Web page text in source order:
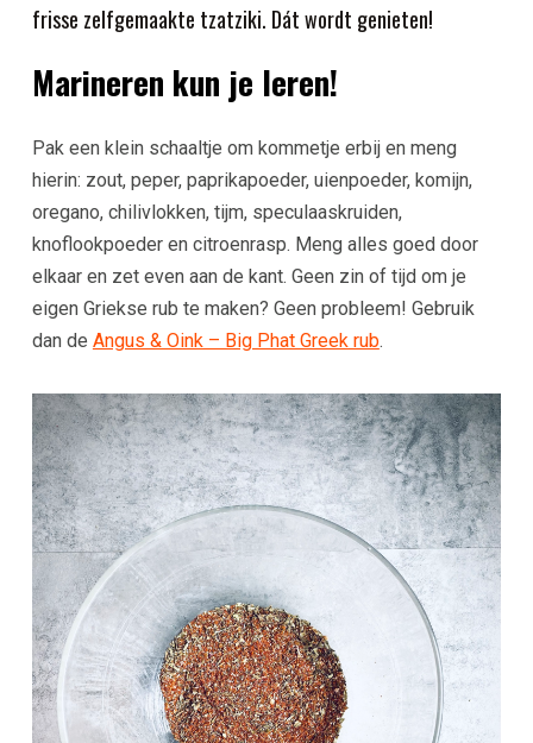
frisse zelfgemaakte tzatziki. Dát wordt genieten!
Marineren kun je leren!
Pak een klein schaaltje om kommetje erbij en meng
hierin: zout, peper, paprikapoeder, uienpoeder, komijn,
oregano, chilivlokken, tijm, speculaaskruiden,
knoflookpoeder en citroenrasp. Meng alles goed door
elkaar en zet even aan de kant. Geen zin of tijd om je
eigen Griekse rub te maken? Geen probleem! Gebruik
dan de Angus & Oink – Big Phat Greek rub.